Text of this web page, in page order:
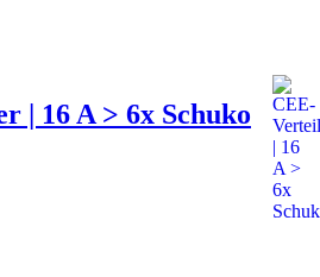
| 16 A > 6x Schuko